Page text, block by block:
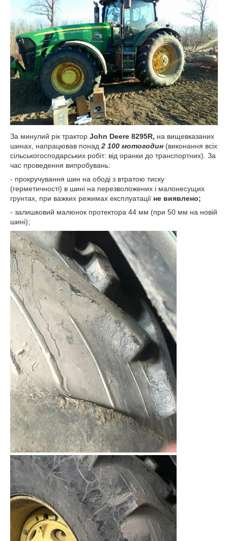
За минулий рік трактор John Deere 8295R, на вищевказаних
шинах, напрацював понад 2 100 мотогодин (виконання всіх
сільськогосподарських робіт: від оранки до транспортних). За
час проведення випробувань:
- прокручування шин на ободі з втратою тиску
(герметичності) в шині на перезволожених і малонесущих
грунтах, при важких режимах експлуатації не виявлено;
- залишковий малюнок протектора 44 мм (при 50 мм на новій
шині);